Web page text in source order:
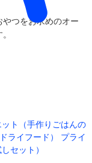
ト（手作りごはんの
ライフード）
プライ
セット）
つをお求めのオー